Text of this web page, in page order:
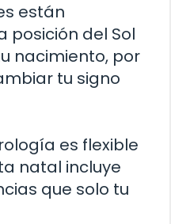
están
posición del Sol
nacimiento, por
tu signo
es flexible
natal incluye
que solo tu